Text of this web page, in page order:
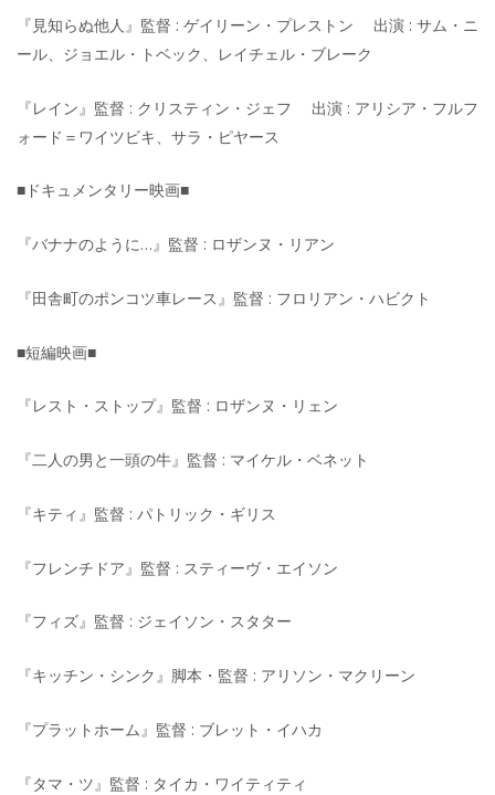
『見知らぬ他人』監督 : ゲイリーン・プレストン 出演 : サム・ニ
ール、ジョエル・トベック、レイチェル・ブレーク
『レイン』監督 : クリスティン・ジェフ 出演 : アリシア・フルフ
ォード＝ワイツビキ、サラ・ピヤース
■ドキュメンタリー映画■
『バナナのように…』監督 : ロザンヌ・リアン
『田舎町のポンコツ車レース』監督 : フロリアン・ハビクト
■短編映画■
『レスト・ストップ』監督 : ロザンヌ・リェン
『二人の男と一頭の牛』監督 : マイケル・ベネット
『キティ』監督 : パトリック・ギリス
『フレンチドア』監督 : スティーヴ・エイソン
『フィズ』監督 : ジェイソン・スタター
『キッチン・シンク』脚本・監督 : アリソン・マクリーン
『プラットホーム』監督 : ブレット・イハカ
『タマ・ツ』監督 : タイカ・ワイティティ